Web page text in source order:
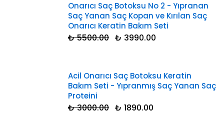
Onarıcı Saç Botoksu No 2 - Yıpranan
Saç Yanan Saç Kopan ve Kırılan Saç
Onarıcı Keratin Bakım Seti
₺ 5500.00 ₺ 3990.00
Acil Onarıcı Saç Botoksu Keratin
Bakım Seti - Yıpranmış Saç Yanan Saç
Proteini
₺ 3000.00 ₺ 1890.00